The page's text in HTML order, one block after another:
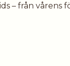
– från